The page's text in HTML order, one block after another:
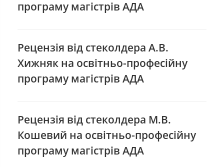
програму магістрів АДА
Рецензія від стеколдера А.В.
Хижняк на освітньо-професійну
програму магістрів АДА
Рецензія від стеколдера М.В.
Кошевий на освітньо-професійну
програму магістрів АДА